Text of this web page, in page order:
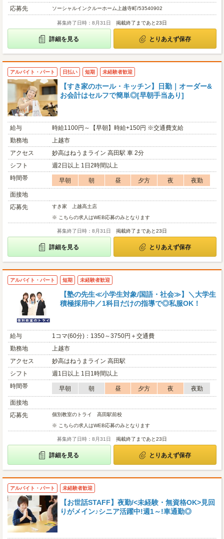
応募先
ソーシャルインクルーホーム上越寺町/53540902
募集終了日時：8月31日 掲載終了まであと23日
詳細を見る とりあえず保存
アルバイト・パート 日払い 短期 未経験者歓迎
【すき家のホール・キッチン】日勤｜オーダー&
お会計はセルフで簡単◎[早朝手当あり]
給与
時給1100円～【早朝】時給+150円 ※交通費支給
勤務地
上越市
アクセス
妙高はねうまライン 高田駅 車 2分
シフト
週2日以上 1日2時間以上
時間帯
早朝 朝 昼 夕方 夜
夜勤
面接地
応募先
すき家 上越高土店
※ こちらの求人はWEB応募のみとなります
募集終了日時：8月31日 掲載終了まであと23日
詳細を見る とりあえず保存
アルバイト・パート 短期 未経験者歓迎
【塾の先生≪小学生対象/国語・社会≫】＼大学生
積極採用中／1科目だけの指導で◎私服OK！
給与
1コマ(60分)：1350～3750円＋交通費
勤務地
上越市
アクセス
妙高はねうまライン 高田駅
シフト
週1日以上 1日1時間以上
時間帯
早朝 朝 昼 夕方 夜
夜勤
面接地
応募先
個別教室のトライ 高田駅前校
※ こちらの求人はWEB応募のみとなります
募集終了日時：8月31日 掲載終了まであと23日
詳細を見る とりあえず保存
アルバイト・パート 未経験者歓迎
【お世話STAFF】夜勤/<未経験・無資格OK>見回
りがメイン♪シニア活躍中!週1～!車通勤◎